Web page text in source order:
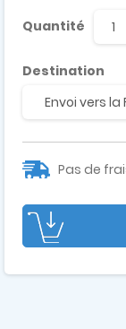
Quantité
Destination
Pas de